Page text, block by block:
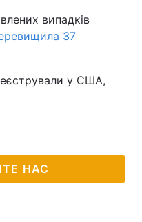
випадків
37
у США,
НАС